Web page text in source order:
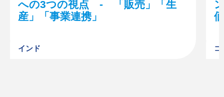
への3つの視点 - 「販売」「生
産」「事業連携」
インド コ